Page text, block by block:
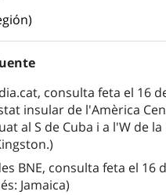
consulta feta el 16
insular de l'Amèrica
al S de Cuba i a l'W de
BNE, consulta feta el 16
Jamaica)